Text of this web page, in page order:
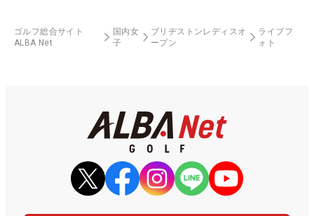
ゴルフ総合サイト
ALBA Net
国内女
子
ブリヂストンレディスオ
ープン
ライブフ
ォト